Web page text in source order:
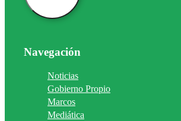
Navegación
Noticias
Gobierno Propio
Marcos
Mediática